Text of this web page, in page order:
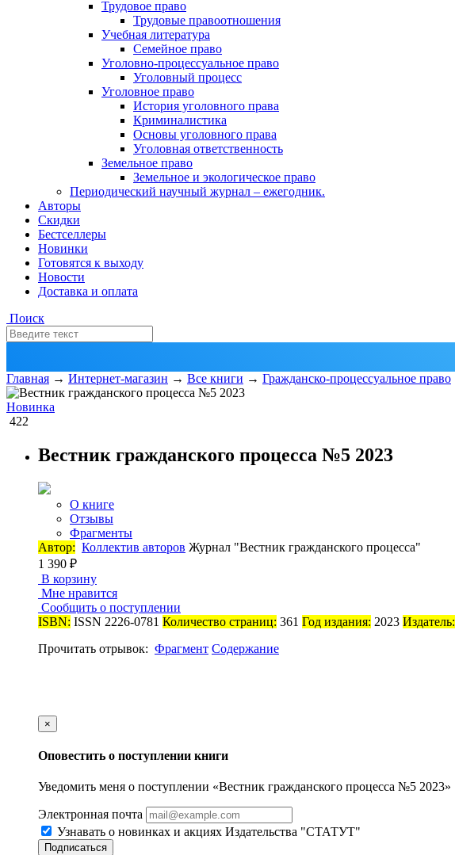
Трудовое право
Трудовые правоотношения
Учебная литература
Семейное право
Уголовно-процессуальное право
Уголовный процесс
Уголовное право
История уголовного права
Криминалистика
Основы уголовного права
Уголовная ответственность
Земельное право
Земельное и экологическое право
Периодический научный журнал – ежегодник.
Авторы
Скидки
Бестселлеры
Новинки
Готовятся к выходу
Новости
Доставка и оплата
Поиск
Главная → Интернет-магазин → Все книги → Гражданско-процессуальное право
Новинка
422
Вестник гражданского процесса №5 2023
О книге
Отзывы
Фрагменты
Автор: Коллектив авторов Журнал "Вестник гражданского процесса"
1 390 ₽
В корзину
Мне нравится
Сообщить о поступлении
ISBN: ISSN 2226-0781 Количество страниц: 361 Год издания: 2023 Издатель:
Прочитать отрывок: Фрагмент Содержание
×
Оповестить о поступлении книги
Уведомить меня о поступлении «Вестник гражданского процесса №5 2023»
Электронная почта
Узнавать о новинках и акциях Издательства "СТАТУТ"
Подписаться